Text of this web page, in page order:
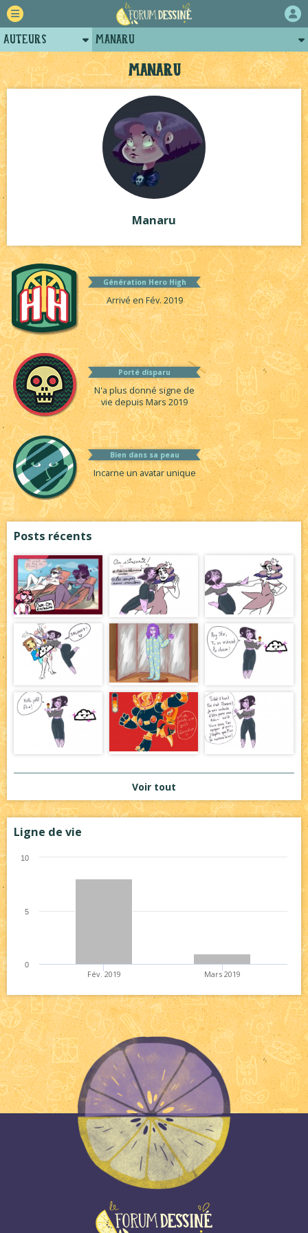
Manaru
Manaru
Génération Hero High
Arrivé en Fév. 2019
Porté disparu
N'a plus donné signe de
vie depuis Mars 2019
Bien dans sa peau
Incarne un avatar unique
Posts récents
Voir tout
Ligne de vie
Fév. 2019 Mars 2019
0
5
10
Auteurs
Retour
Forum
Projets
Tutoriels
Manaru
Posts de manaru
Arènes de manaru